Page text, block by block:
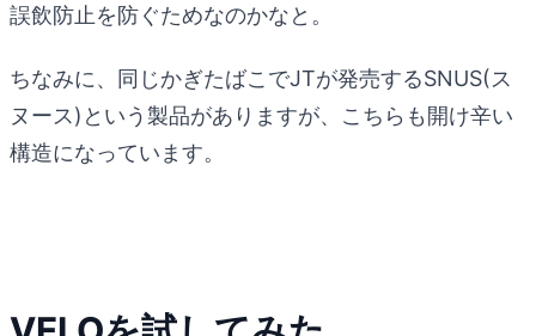
誤飲防止を防ぐためなのかなと。
ちなみに、同じかぎたばこでJTが発売するSNUS(ス
ヌース)という製品がありますが、こちらも開け辛い
構造になっています。